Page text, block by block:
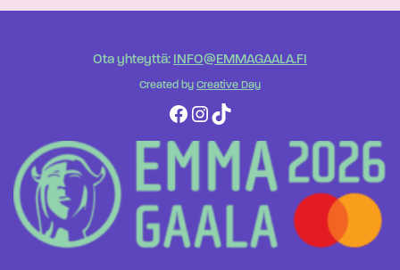
Ota yhteyttä: INFO@EMMAGAALA.FI
Created by Creative Day